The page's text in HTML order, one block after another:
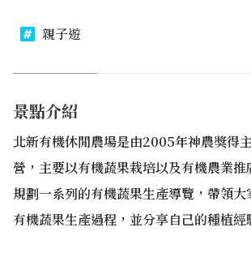
親子遊
景點介紹
北新有機休閒農場是由2005年神農獎得
營，主要以有機蔬果栽培以及有機農業
規劃一系列的有機蔬果生產導覽，帶領
有機蔬果生產過程，並分享自己的種植經